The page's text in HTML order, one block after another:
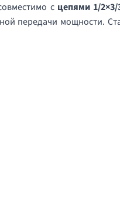
с цепями 1/
передачи мощности.